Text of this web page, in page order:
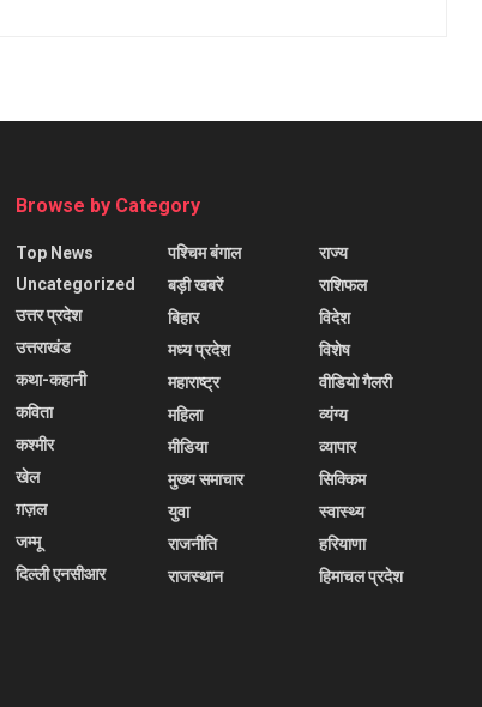
Browse by Category
Top News
Uncategorized
उत्तर प्रदेश
उत्तराखंड
कथा-कहानी
कविता
कश्मीर
खेल
ग़ज़ल
जम्मू
दिल्ली एनसीआर
पश्चिम बंगाल
बड़ी खबरें
बिहार
मध्य प्रदेश
महाराष्ट्र
महिला
मीडिया
मुख्य समाचार
युवा
राजनीति
राजस्थान
राज्य
राशिफल
विदेश
विशेष
वीडियो गैलरी
व्यंग्य
व्यापार
सिक्किम
स्वास्थ्य
हरियाणा
हिमाचल प्रदेश